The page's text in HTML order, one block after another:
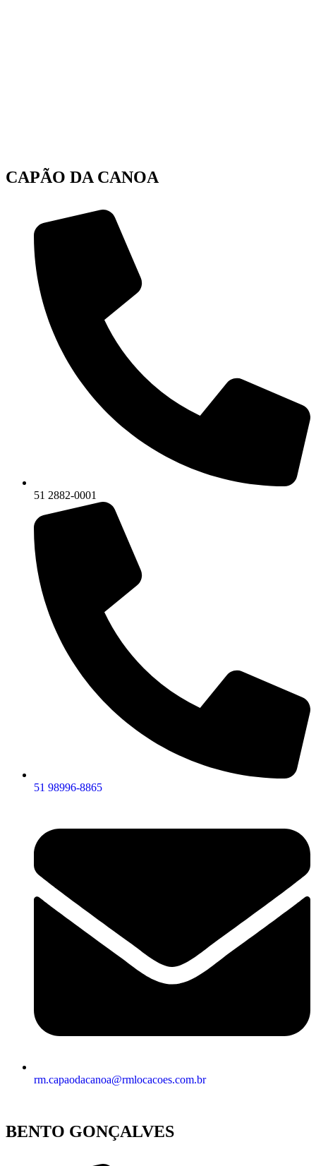
CAPÃO DA CANOA
51 2882-0001
51 98996-8865
rm.capaodacanoa@rmlocacoes.com.br
BENTO GONÇALVES